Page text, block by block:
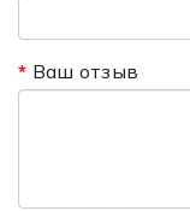
Ваш отзыв